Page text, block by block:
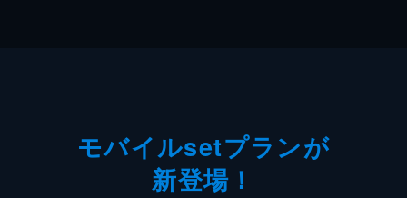
モバイルsetプランが
新登場！